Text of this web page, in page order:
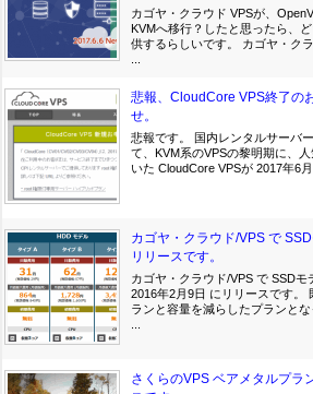
カゴヤ・クラウド VPSが、
KVMへ移行？したと思ったら、
供するらしいです。 カゴヤ・ク
悲報、CloudCore VPS終了の
せ。
悲報です。 国内レンタルサーバ
て、KVM系のVPSの黎明期に、
いた CloudCore VPSが 2017年6月
カゴヤ・クラウド/VPS で
リリースです。
カゴヤ・クラウド/VPS で SSDモ
2016年2月9日 にリリースです。
ランと容量を減らしたプランとな
さくらのVPS ベアメタルプラ